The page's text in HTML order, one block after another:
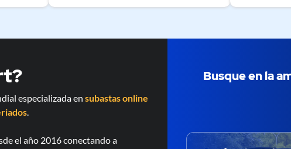
especializada en subastas online
el año 2016 conectando a
Busque en la